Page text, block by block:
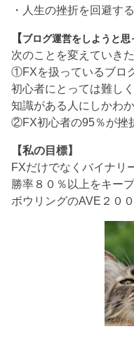
・人生の挫折を回避す
【ブログ運営をしようと思
次のことを変えていきた
①FXを扱っているブロ
初心者にとっては難し
知識がある人にしかわ
②FX初心者の95％が挫
【私の目標】
FXだけでなくバイナリ
勝率８０％以上をキープ
ボウリングのAVE２０